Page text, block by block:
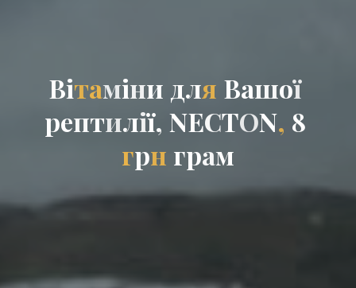
Вітаміни для Вашої
рептилії, NECTON, 8
грн грам